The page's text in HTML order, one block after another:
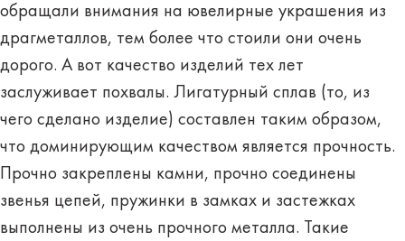
обращали внимания на ювелирные украшения из
драгметаллов, тем более что стоили они очень
дорого. А вот качество изделий тех лет
заслуживает похвалы. Лигатурный сплав (то, из
чего сделано изделие) составлен таким образом,
что доминирующим качеством является прочность.
Прочно закреплены камни, прочно соединены
звенья цепей, пружинки в замках и застежках
выполнены из очень прочного металла. Такие